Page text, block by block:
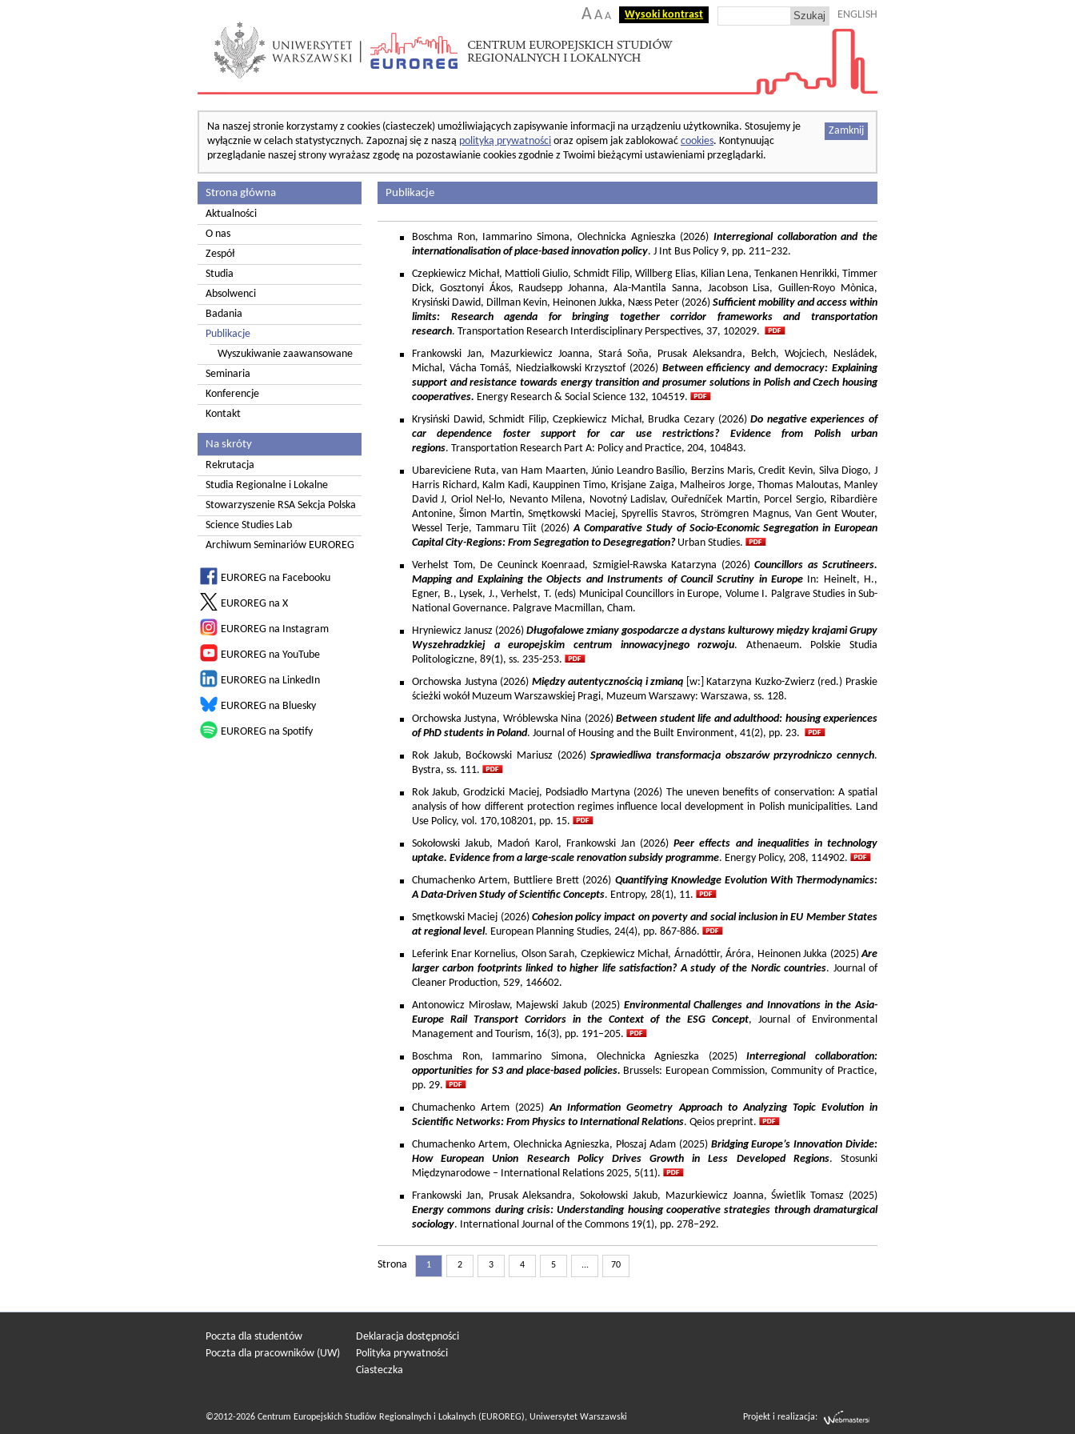
AA A Wysoki kontrast ENGLISH
Zamknij
Na naszej stronie korzystamy z cookies (ciasteczek) umożliwiających zapisywanie informacji na urządzeniu użytkownika. Stosujemy je
wyłącznie w celach statystycznych. Zapoznaj się z naszą polityką prywatności oraz opisem jak zablokować cookies. Kontynuując
przeglądanie naszej strony wyrażasz zgodę na pozostawianie cookies zgodnie z Twoimi bieżącymi ustawieniami przeglądarki.
Strona główna
Aktualności
O nas
Zespół
Studia
Absolwenci
Badania
Publikacje
Wyszukiwanie zaawansowane
Seminaria
Konferencje
Kontakt
Na skróty
Rekrutacja
Studia Regionalne i Lokalne
Stowarzyszenie RSA Sekcja Polska
Science Studies Lab
Archiwum Seminariów EUROREG
EUROREG na Facebooku
EUROREG na X
EUROREG na Instagram
EUROREG na YouTube
EUROREG na LinkedIn
EUROREG na Bluesky
EUROREG na Spotify
Publikacje
Boschma Ron, Iammarino Simona, Olechnicka Agnieszka (2026) Interregional collaboration and the
internationalisation of place-based innovation policy. J Int Bus Policy 9, pp. 211–232.
Czepkiewicz Michał, Mattioli Giulio, Schmidt Filip, Willberg Elias, Kilian Lena, Tenkanen Henrikki, Timmer
Dick, Gosztonyi Ákos, Raudsepp Johanna, Ala-Mantila Sanna, Jacobson Lisa, Guillen-Royo Mònica,
Krysiński Dawid, Dillman Kevin, Heinonen Jukka, Næss Peter (2026) Sufficient mobility and access within
limits: Research agenda for bringing together corridor frameworks and transportation
research. Transportation Research Interdisciplinary Perspectives, 37, 102029.
Frankowski Jan, Mazurkiewicz Joanna, Stará Soňa, Prusak Aleksandra, Bełch, Wojciech, Nesládek,
Michal, Vácha Tomáš, Niedziałkowski Krzysztof (2026) Between efficiency and democracy: Explaining
support and resistance towards energy transition and prosumer solutions in Polish and Czech housing
cooperatives. Energy Research & Social Science 132, 104519.
Krysiński Dawid, Schmidt Filip, Czepkiewicz Michał, Brudka Cezary (2026)Do negative experiences of
car dependence foster support for car use restrictions? Evidence from Polish urban
regions. Transportation Research Part A: Policy and Practice, 204, 104843.
Ubareviciene Ruta, van Ham Maarten, Júnio Leandro Basílio, Berzins Maris, Credit Kevin, Silva Diogo, J
Harris Richard, Kalm Kadi, Kauppinen Timo, Krisjane Zaiga, Malheiros Jorge, Thomas Maloutas, Manley
David J, Oriol Nel-lo, Nevanto Milena, Novotný Ladislav, Ouředníček Martin, Porcel Sergio, Ribardière
Antonine, Šimon Martin, Smętkowski Maciej, Spyrellis Stavros, Strömgren Magnus, Van Gent Wouter,
Wessel Terje, Tammaru Tiit (2026)A Comparative Study of Socio-Economic Segregation in European
Capital City-Regions: From Segregation to Desegregation?Urban Studies.
Verhelst Tom, De Ceuninck Koenraad, Szmigiel-Rawska Katarzyna (2026) Councillors as Scrutineers.
Mapping and Explaining the Objects and Instruments of Council Scrutiny in EuropeIn: Heinelt, H.,
Egner, B., Lysek, J., Verhelst, T. (eds) Municipal Councillors in Europe, Volume I. Palgrave Studies in Sub-
National Governance. Palgrave Macmillan, Cham.
Hryniewicz Janusz (2026) Długofalowe zmiany gospodarcze a dystans kulturowy między krajami Grupy
Wyszehradzkiej a europejskim centrum innowacyjnego rozwoju. Athenaeum. Polskie Studia
Politologiczne, 89(1), ss. 235-253.
Orchowska Justyna (2026) Między autentycznością i zmianą [w:] Katarzyna Kuzko-Zwierz (red.) Praskie
ścieżki wokół Muzeum Warszawskiej Pragi, Muzeum Warszawy: Warszawa, ss. 128.
Orchowska Justyna, Wróblewska Nina (2026)Between student life and adulthood: housing experiences
of PhD students in Poland. Journal of Housing and the Built Environment, 41(2), pp. 23.
Rok Jakub, Boćkowski Mariusz (2026)Sprawiedliwa transformacja obszarów przyrodniczo cennych.
Bystra, ss. 111.
Rok Jakub, Grodzicki Maciej, Podsiadło Martyna (2026) The uneven benefits of conservation: A spatial
analysis of how different protection regimes influence local development in Polish municipalities. Land
Use Policy, vol. 170,108201, pp. 15.
Sokołowski Jakub, Madoń Karol, Frankowski Jan (2026)Peer effects and inequalities in technology
uptake. Evidence from a large-scale renovation subsidy programme. Energy Policy, 208, 114902.
Chumachenko Artem, Buttliere Brett (2026) Quantifying Knowledge Evolution With Thermodynamics:
A Data-Driven Study of Scientific Concepts. Entropy, 28(1), 11.
Smętkowski Maciej (2026) Cohesion policy impact on poverty and social inclusion in EU Member States
at regional level. European Planning Studies, 24(4), pp. 867-886.
Leferink Enar Kornelius, Olson Sarah, Czepkiewicz Michał, Árnadóttir, Áróra, Heinonen Jukka (2025)Are
larger carbon footprints linked to higher life satisfaction? A study of the Nordic countries. Journal of
Cleaner Production, 529, 146602.
Antonowicz Mirosław, Majewski Jakub (2025) Environmental Challenges and Innovations in the Asia-
Europe Rail Transport Corridors in the Context of the ESG Concept, Journal of Environmental
Management and Tourism, 16(3), pp. 191–205.
Boschma Ron, Iammarino Simona, Olechnicka Agnieszka (2025)Interregional collaboration:
opportunities for S3 and place-based policies. Brussels: European Commission, Community of Practice,
pp. 29.
Chumachenko Artem (2025)An Information Geometry Approach to Analyzing Topic Evolution in
Scientific Networks: From Physics to International Relations. Qeios preprint.
Chumachenko Artem, Olechnicka Agnieszka, Płoszaj Adam (2025) Bridging Europe’s Innovation Divide:
How European Union Research Policy Drives Growth in Less Developed Regions. Stosunki
Międzynarodowe – International Relations 2025, 5(11).
Frankowski Jan, Prusak Aleksandra, Sokołowski Jakub, Mazurkiewicz Joanna, Świetlik Tomasz (2025)
Energy commons during crisis: Understanding housing cooperative strategies through dramaturgical
sociology. International Journal of the Commons 19(1), pp. 278–292.
Strona 1 2 3 4 5 ... 70
Poczta dla studentów
Poczta dla pracowników (UW)
Deklaracja dostępności
Polityka prywatności
Ciasteczka
©2012-2026 Centrum Europejskich Studiów Regionalnych i Lokalnych (EUROREG), Uniwersytet Warszawski Projekt i realizacja: